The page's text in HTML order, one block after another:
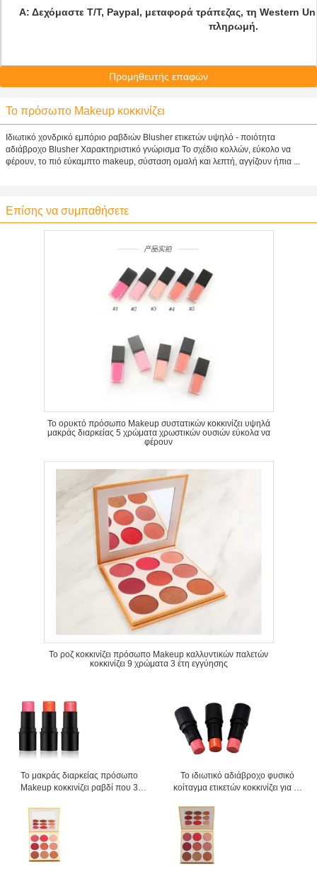
Α: Δεχόμαστε T/T, Paypal, μεταφορά τράπεζας, τη Western
πληρωμή.
Προμηθευτής επαφών
Το πρόσωπο Makeup κοκκινίζει
Ιδιωτικό χονδρικό εμπόριο ραβδιών Blusher ετικετών υψηλό - ποιότητα
αδιάβροχο Blusher Χαρακτηριστικό γνώρισμα Το σχέδιο κολλών, εύκολο να
φέρουν, το πιό εύκαμπτο makeup, σύσταση ομαλή και λεπτή, αγγίζουν ήπια ...
Επίσης να συμπαθήσετε
Το ορυκτό πρόσωπο Makeup συστατικών κοκκινίζει υψηλά
μακράς διαρκείας 5 χρώματα χρωστικών ουσιών εύκολα να
φέρουν
Το ροζ κοκκινίζει πρόσωπο Makeup καλλυντικών παλετών
κοκκινίζει 9 χρώματα 3 έτη εγγύησης
Το μακράς διαρκείας πρόσωπο
Makeup κοκκινίζει ραβδί που 3
προσθέτουν τα ενυδατικά
Το ιδιωτικό αδιάβροχο φυσικό
κοίταγμα ετικετών κοκκινίζει για το
μεταλλινών κοκκινίζει